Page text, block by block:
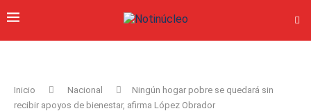
Inicio Nacional
Ningún hogar pobre se quedará sin
recibir apoyos de bienestar, afirma López Obrador